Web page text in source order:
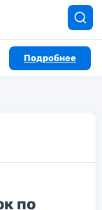
Подробнее
по